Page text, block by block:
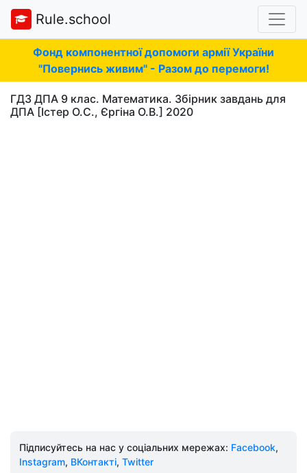
Rule.school
Фонд компонентної допомоги армії України
"Повернись живим" - Разом до перемоги!
ГДЗ ДПА 9 клас. Математика. Збірник завдань для
ДПА [Істер О.С., Єргіна О.В.] 2020
Підписуйтесь на нас у соціальних мережах: Facebook,
Instagram, ВКонтакті, Twitter